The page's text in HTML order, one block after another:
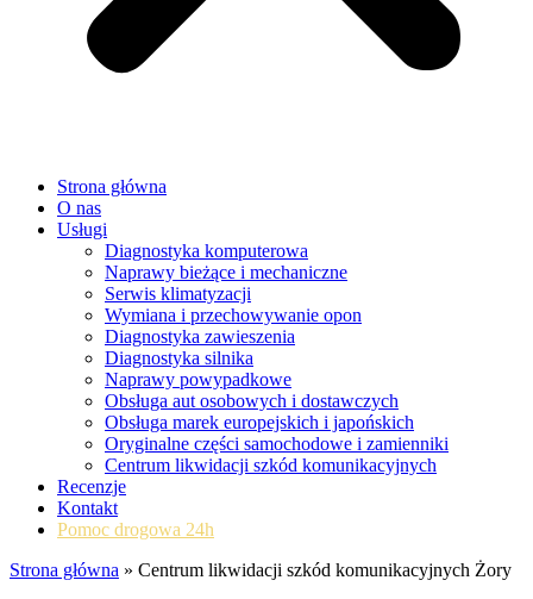
Strona główna
O nas
Usługi
Diagnostyka komputerowa
Naprawy bieżące i mechaniczne
Serwis klimatyzacji
Wymiana i przechowywanie opon
Diagnostyka zawieszenia
Diagnostyka silnika
Naprawy powypadkowe
Obsługa aut osobowych i dostawczych
Obsługa marek europejskich i japońskich
Oryginalne części samochodowe i zamienniki
Centrum likwidacji szkód komunikacyjnych
Recenzje
Kontakt
Pomoc drogowa 24h
Strona główna » Centrum likwidacji szkód komunikacyjnych Żory